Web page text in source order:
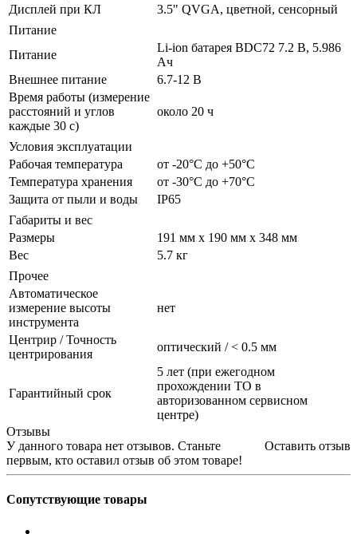
Дисплей при КЛ
3.5" QVGA, цветной, сенсорный
Питание
Питание
Li-ion батарея BDC72 7.2 В, 5.986
Ач
Внешнее питание
6.7-12 В
Время работы (измерение
расстояний и углов
каждые 30 с)
около 20 ч
Условия эксплуатации
Рабочая температура
от -20°С до +50°С
Температура хранения
от -30°C до +70°C
Защита от пыли и воды
IP65
Габариты и вес
Размеры
191 мм x 190 мм x 348 мм
Вес
5.7 кг
Прочее
Автоматическое
измерение высоты
инструмента
нет
Центрир / Точность
центрирования
оптический / < 0.5 мм
Гарантийный срок
5 лет (при ежегодном
прохождении ТО в
авторизованном сервисном
центре)
Отзывы
Оставить отзыв
У данного товара нет отзывов. Станьте
первым, кто оставил отзыв об этом товаре!
Сопутствующие товары